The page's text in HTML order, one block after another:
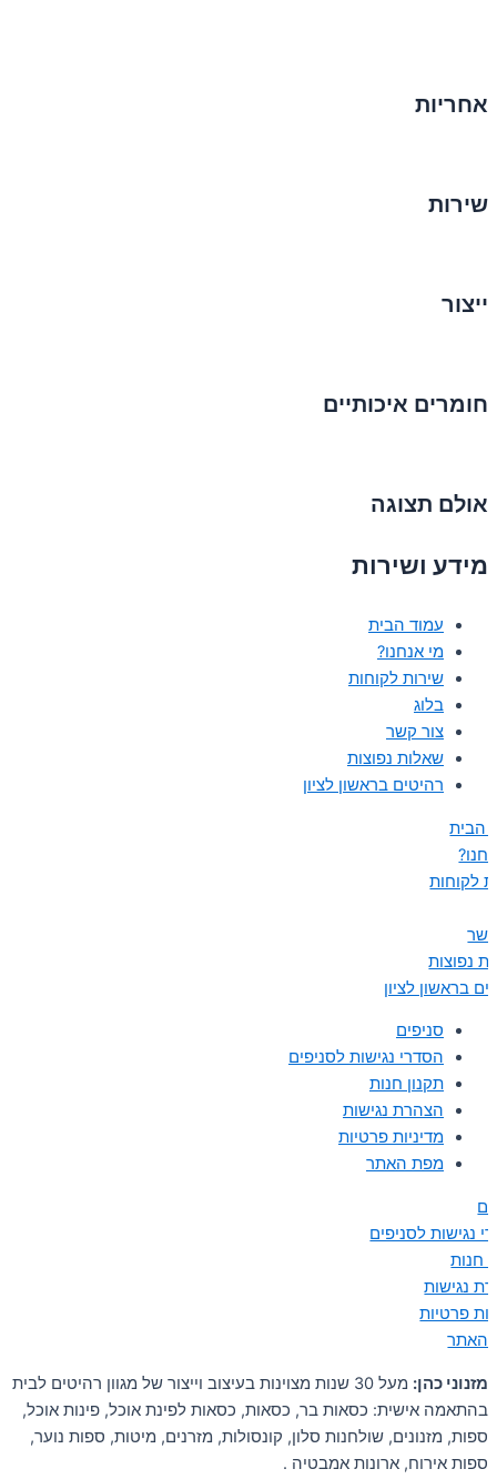
אחריות
שירות
ייצור
חומרים איכותיים
אולם תצוגה
מידע ושירות
עמוד הבית
מי אנחנו?
שירות לקוחות
בלוג
צור קשר
שאלות נפוצות
רהיטים בראשון לציון
הבית
לקוחות
נפוצות
בראשון לציון
סניפים
הסדרי נגישות לסניפים
תקנון חנות
הצהרת נגישות
מדיניות פרטיות
מפת האתר
נגישות לסניפים
חנות
נגישות
פרטיות
האתר
מזנוני כהן:
מעל 30 שנות מצוינות בעיצוב וייצור של מגוון רהיטים לבית
בהתאמה אישית: כסאות בר, כסאות, כסאות לפינת אוכל, פינות אוכל,
ספות, מזנונים, שולחנות סלון, קונסולות, מזרנים, מיטות, ספות נוער,
ספות אירוח, ארונות אמבטיה .